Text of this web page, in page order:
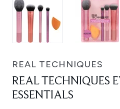
REAL TECHNIQUES
REAL TECHNIQUES
ESSENTIALS